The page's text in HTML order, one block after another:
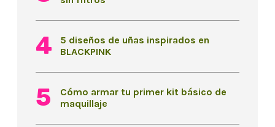
5 diseños de uñas inspirados en
BLACKPINK
Cómo armar tu primer kit básico de
maquillaje